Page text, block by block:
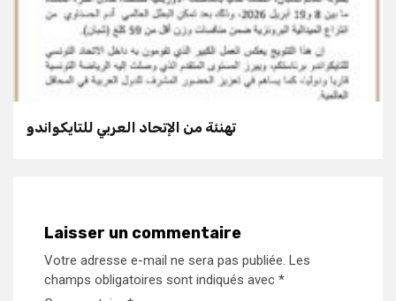
تهنئة من الإتحاد العربي للتايكواندو
Laisser un commentaire
Votre adresse e-mail ne sera pas publiée. Les
champs obligatoires sont indiqués avec *